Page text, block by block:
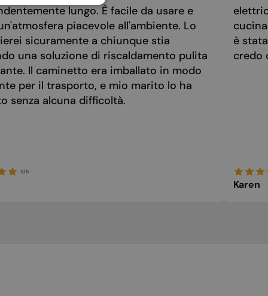
lungo. È facile da usare e
piacevole all'ambiente. Lo
sicuramente a chiunque stia
una soluzione di riscaldamento pulita
Il caminetto era imballato in modo
per il trasporto, e mio marito lo ha
senza alcuna difficoltà.
5/5
è
credo
Karen
HUNGARIAN
IRISH
ICELANDIC
LATVIAN